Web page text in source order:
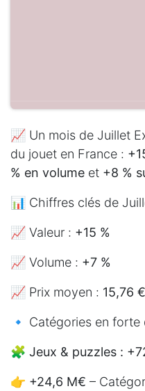
📈 Un mois de Juillet
du jouet en France :
% en volume et +8 %
📊 Chiffres clés de
📈 Valeur : +15 %
📈 Volume : +7 %
📈 Prix moyen : 15,76
🔹 Catégories en forte
🧩 Jeux & puzzles :
👉 +24,6 M€ –